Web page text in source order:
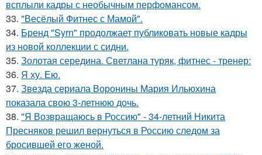
всплыли кадры с необычным перфомансом.
33. "Весёлый Фитнес с Мамой".
34. Бренд "Syrn" продолжает публиковать новые кадры
из новой коллекции с сидни.
35. Золотая середина. Светлана туряк, фитнес - тренер:
36. Я ху. Ею.
37. Звезда сериала Воронины Мария Ильюхина
показала свою 3-летнюю дочь.
38. "Я Возвращаюсь в Россию" - 34-летний Никита
Пресняков решил вернуться в Россию следом за
бросившей его женой.